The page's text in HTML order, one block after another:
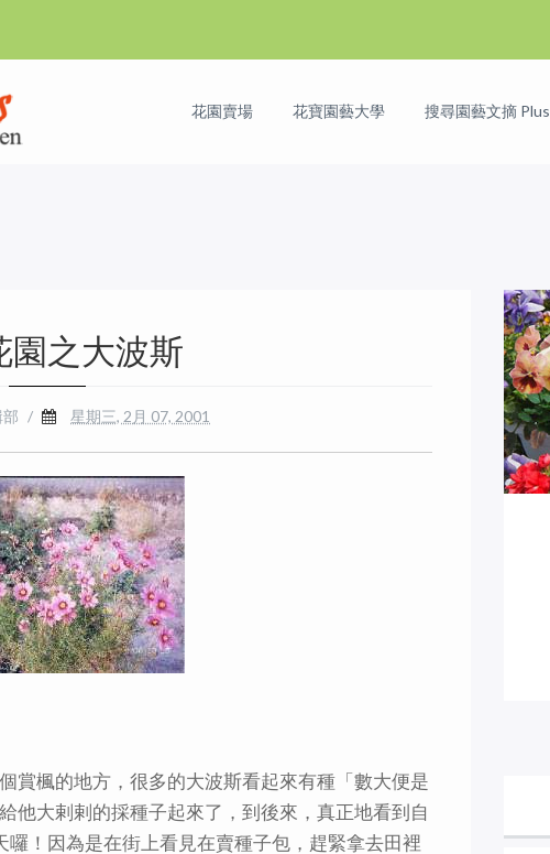
花園賣場 花寶園藝大學 搜尋園藝文摘 Plus
園之大波斯
/ 星期三, 2月 07, 2001
賞楓的地方，很多的大波斯看起來有種「數大便是
他大剌剌的採種子起來了，到後來，真正地看到自
！因為是在街上看見在賣種子包，趕緊拿去田裡